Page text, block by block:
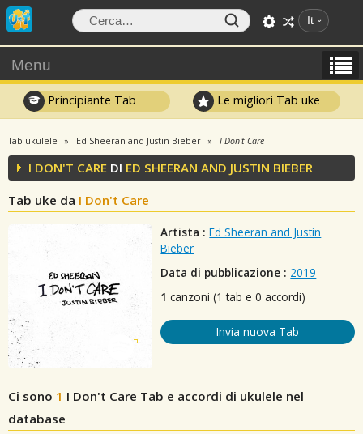
It
Menu
Principiante Tab Le migliori Tab uke
Tab ukulele Ed Sheeran and Justin Bieber I Don't Care
I DON'T CARE DI ED SHEERAN AND JUSTIN BIEBER
Tab uke da I Don't Care
Artista : Ed Sheeran and Justin
Bieber
Data di pubblicazione : 2019
1 canzoni (1 tab e 0 accordi)
Invia nuova Tab
Ci sono 1 I Don't Care Tab e accordi di ukulele nel
database